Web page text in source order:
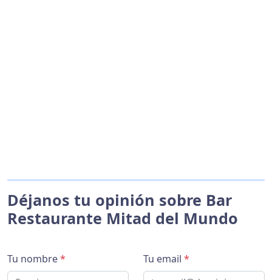
Déjanos tu opinión sobre Bar
Restaurante Mitad del Mundo
Tu nombre* Tu email *